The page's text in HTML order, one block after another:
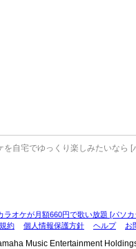
を自宅でゆっくり楽しみたいなら [
ラオケが月額660円で歌い放題 [パソ
約 個人情報保護方針 ヘルプ お
Music Entertainment